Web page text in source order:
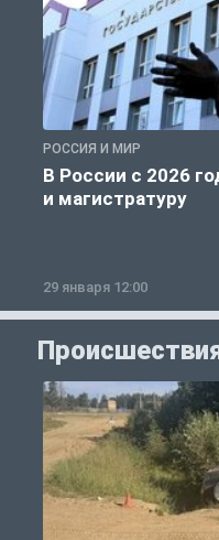
РОССИЯ И МИР
В России с 2026
и магистратуру
29 января 12:00